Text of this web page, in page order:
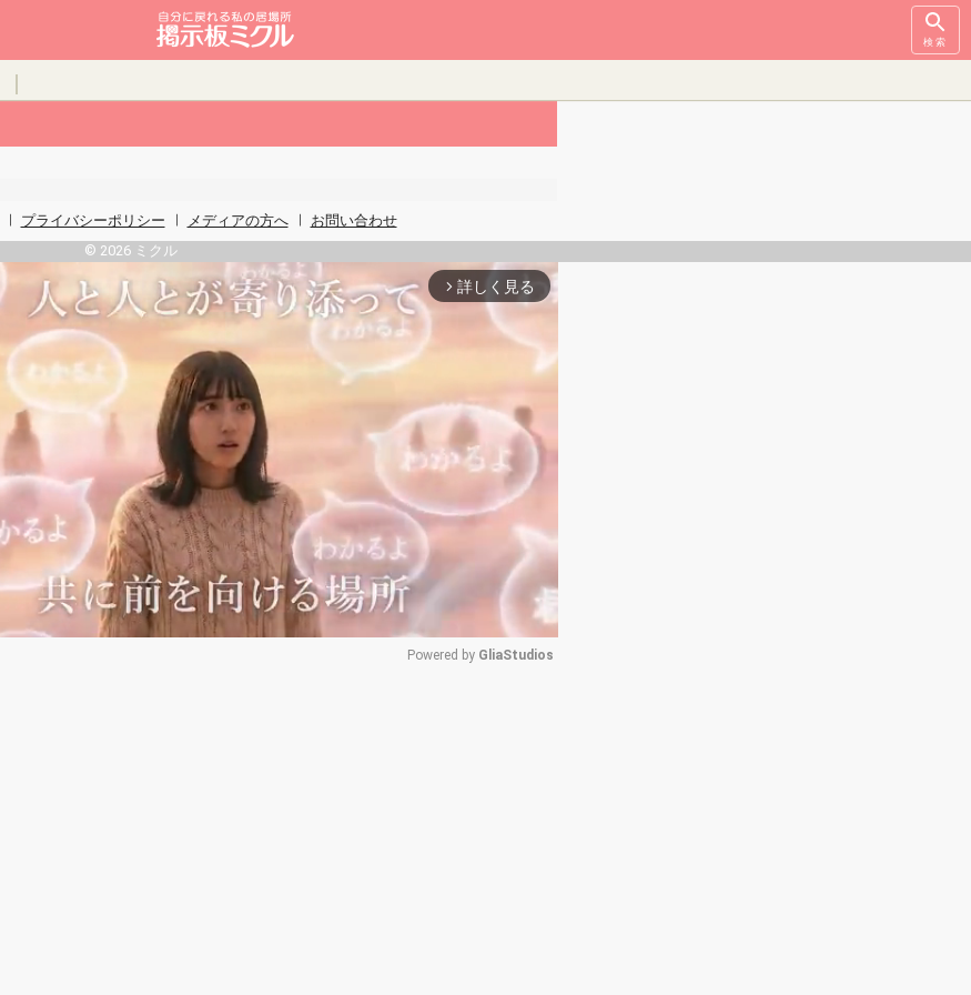
検索
プライバシーポリシー メディアの方へ
お問い合わせ
© 2026 ミクル
arrow_forward_ios 詳しく見る
Powered by GliaStudios